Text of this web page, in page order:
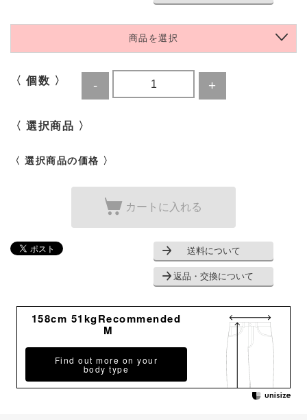
商品を選択
〈 個数 〉
〈 選択商品 〉
〈 選択商品の価格 〉
カートに入れる
送料について
返品・交換について
158cm 51kgRecommended
M
Find out more on your
body type